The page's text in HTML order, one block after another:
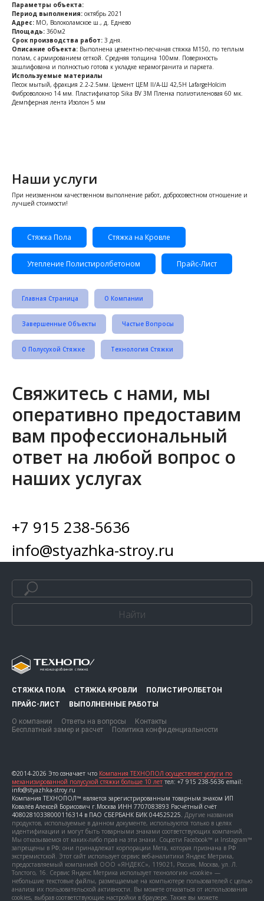
Параметры объекта:
Период выполнения: октябрь 2021
Адрес: МО, Волоколамское ш., д. Еднево
Площадь: 360м2
Срок производства работ: 3 дня.
Описание объекта: Выполнена цементно-песчаная стяжка М150, по теплым
полам, с армированием сеткой. Средняя толщина 100мм. Поверхность
зашлифована и полностью готова к укладке керамогранита и паркета.
Используемые материалы
Песок мытый, фракция 2.2-2.5мм. Цемент ЦЕМ II/A-Ш 42,5Н LafargeHolcim
Фиброволокно 14 мм. Пластификатор Sika BV 3M Пленка полиэтиленовая 60 мк.
Демпферная лента Изолон 5 мм
Наши услуги
При неизменном качественном выполнение работ, добросовестном отношение и
лучшей стоимости!
Стяжка Пола Стяжка на Кровле
Утепление Полистиролбетоном Прайс-Лист
Главная Страница О Компании
Завершенные Объекты Частые Вопросы
О Полусухой Стяжке Технология Стяжки
Свяжитесь с нами, мы
оперативно предоставим
вам профессиональный
ответ на любой вопрос о
наших услугах
+7 915 238-5636
info@styazhka-stroy.ru
Найти
СТЯЖКА ПОЛА СТЯЖКА КРОВЛИ
ПОЛИСТИРОЛБЕТОН
ПРАЙС-ЛИСТ
ВЫПОЛНЕННЫЕ РАБОТЫ
О компании Ответы на вопросы
Контакты
Бесплатный замер и расчет
Политика конфиденциальности
©2014-2026 Это означает что Компания ТЕХНОПОЛ осуществляет услуги по
механизированной полусухой стяжки больше 10 лет тел: +7 915 238-5636 email:
info@styazhka-stroy.ru
Компания ТЕХНОПОЛ™ является зарегистрированным товарным знаком ИП
Ковалёв Алексей Борисович г.Москва ИНН 7707083893 Расчётный счёт
40802810338000116314 в ПАО СБЕРБАНК БИК 044525225. Другие названия
продуктов, используемые в данном документе, используются только в целях
идентификации и могут быть товарными знаками соответствующих компаний.
Мы отказываемся от каких-либо прав на эти знаки. Соцсети Facebook™ и Instagram™
запрещены в РФ; они принадлежат корпорации Мета, которая признана в РФ
экстремистской. Этот сайт использует сервис веб-аналитики Яндекс Метрика,
предоставляемый компанией ООО «ЯНДЕКС», 119021, Россия, Москва, ул. Л.
Толстого, 16. Сервис Яндекс Метрика использует технологию «cookie» —
небольшие текстовые файлы, размещаемые на компьютере пользователей с целью
анализа их пользовательской активности. Вы можете отказаться от использования
cookies, выбрав соответствующие настройки в браузере. Также вы можете